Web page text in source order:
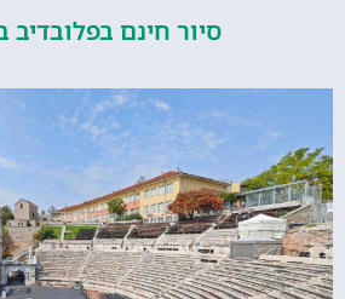
סיור חינם בפלובדיב בולגריה